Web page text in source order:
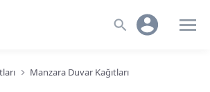
Manzara Duvar Kağıtları